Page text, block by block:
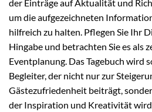
der Einträge auf Aktualität und
um die aufgezeichneten
hilfreich zu halten. Pflegen Sie Ihr
Hingabe und betrachten Sie es als
Eventplanung. Das Tagebuch wird
Begleiter, der nicht nur zur
Gästezufriedenheit beiträgt,
der Inspiration und Kreativität wird.